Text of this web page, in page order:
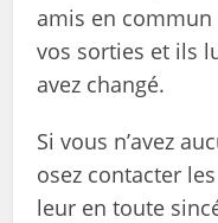
amis en
vos sorties et ils
avez changé.
Si vous n’avez
osez contacter
leur en toute